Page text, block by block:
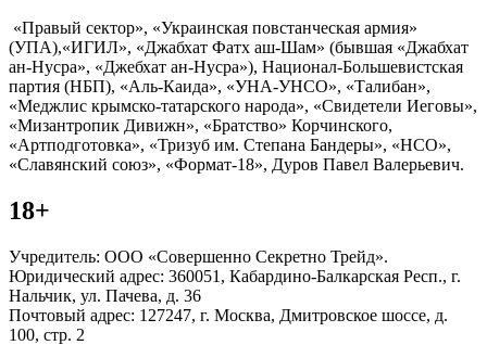
«Правый сектор», «Украинская повстанческая армия»
(УПА),«ИГИЛ», «Джабхат Фатх аш-Шам» (бывшая «Джабхат
ан-Нусра», «Джебхат ан-Нусра»), Национал-Большевистская
партия (НБП), «Аль-Каида», «УНА-УНСО», «Талибан»,
«Меджлис крымско-татарского народа», «Свидетели Иеговы»,
«Мизантропик Дивижн», «Братство» Корчинского,
«Артподготовка», «Тризуб им. Степана Бандеры», «НСО»,
«Славянский союз», «Формат-18», Дуров Павел Валерьевич.
18+
Учредитель: ООО «Совершенно Секретно Трейд».
Юридический адрес: 360051, Кабардино-Балкарская Респ., г.
Нальчик, ул. Пачева, д. 36
Почтовый адрес: 127247, г. Москва, Дмитровское шоссе, д.
100, стр. 2